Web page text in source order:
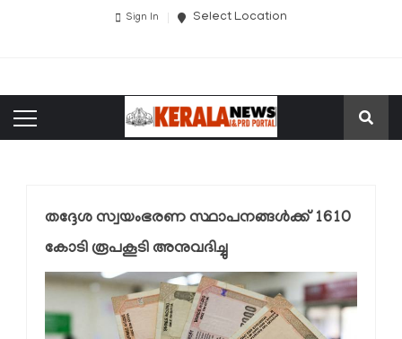
Sign In Select Location
തദ്ദേശ സ്വയംഭരണ സ്ഥാപനങ്ങൾക്ക്‌ 1610
കോടി രൂപകൂടി അനുവദിച്ചു